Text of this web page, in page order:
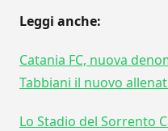
Leggi anche:
Catania FC, nuova
Tabbiani il nuovo
Lo Stadio del Sorrento